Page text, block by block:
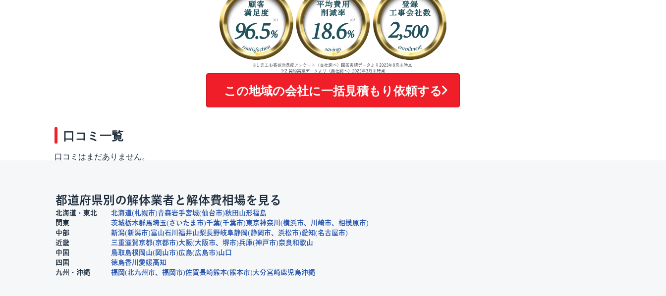
この地域の会社に一括見積もり依頼する
口コミ一覧
口コミはまだありません。
都道府県別の解体業者と解体費相場を見る
北海道・東北 北海道 札幌市 青森岩手宮城 仙台市 秋田 山形福島
関東
茨城栃木群馬埼玉 さいたま市 千葉 千葉市 東京神奈川 横浜市 川崎市
相模原市
中部
新潟 新潟市 富山石川 福井山梨長野岐阜静岡 静岡市 浜松市 愛知 名古屋市
近畿
三重滋賀京都 京都市 大阪 大阪市 堺市 兵庫 神戸市 奈良和歌山
中国
鳥取 島根 岡山 岡山市 広島 広島市 山口
四国
徳島香川 愛媛高知
九州・沖縄
福岡 北九州市 福岡市 佐賀長崎熊本 熊本市 大分宮崎鹿児島沖縄